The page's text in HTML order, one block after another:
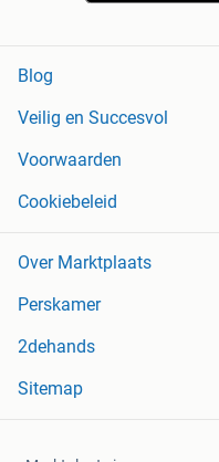
Blog
Veilig en Succesvol
Voorwaarden
Cookiebeleid
Over Marktplaats
Perskamer
2dehands
Sitemap